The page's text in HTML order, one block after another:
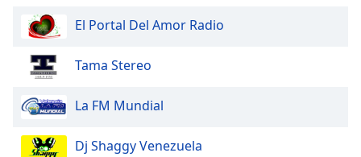
El Portal Del Amor Radio
Tama Stereo
La FM Mundial
Dj Shaggy Venezuela